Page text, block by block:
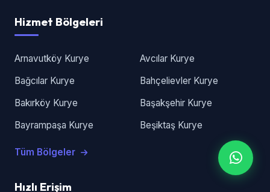
Hizmet Bölgeleri
Arnavutköy Kurye
Avcılar Kurye
Bağcılar Kurye
Bahçelievler Kurye
Bakırköy Kurye
Başakşehir Kurye
Bayrampaşa Kurye
Beşiktaş Kurye
Tüm Bölgeler
Hızlı Erişim